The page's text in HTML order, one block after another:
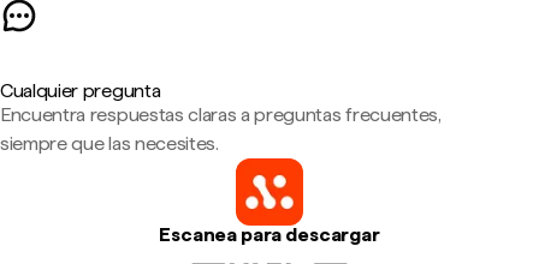
Cualquier pregunta
Encuentra respuestas claras a preguntas frecuentes,
siempre que las necesites.
Escanea para descargar